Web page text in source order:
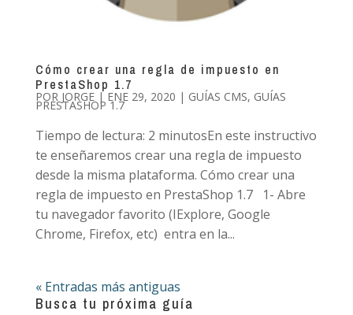
Cómo crear una regla de impuesto en
PrestaShop 1.7
POR JORGE| ENE 29, 2020 | GUÍAS CMS, GUÍAS
PRESTASHOP 1.7
Tiempo de lectura: 2 minutosEn este instructivo
te enseñaremos crear una regla de impuesto
desde la misma plataforma. Cómo crear una
regla de impuesto en PrestaShop 1.7 1- Abre
tu navegador favorito (IExplore, Google
Chrome, Firefox, etc) entra en la...
« Entradas más antiguas
Busca tu próxima guía